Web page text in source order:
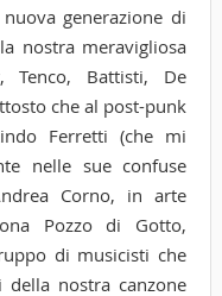
generazione di
nostra meravigliosa
Tenco, Battisti, De
che al post-punk
Ferretti (che mi
nelle sue confuse
Corno, in arte
Pozzo di Gotto,
di musicisti che
della nostra canzone